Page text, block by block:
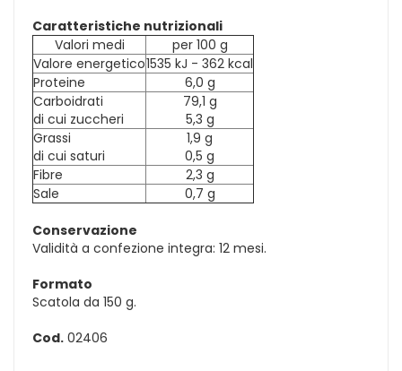
Caratteristiche nutrizionali
Valori medi
per 100 g
Valore energetico1535 kJ - 362 kcal
Proteine
6,0 g
Carboidrati
di cui zuccheri
79,1 g
5,3 g
Grassi
di cui saturi
1,9 g
0,5 g
Fibre
2,3 g
Sale
0,7 g
Conservazione
Validità a confezione integra: 12 mesi.
Formato
Scatola da 150 g.
Cod. 02406